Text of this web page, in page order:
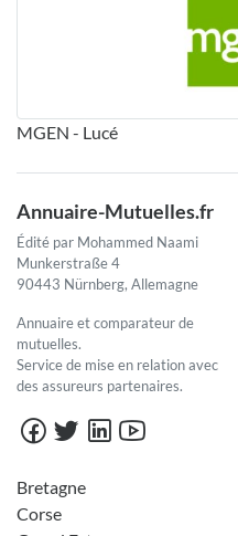
MGEN - Lucé
Annuaire-Mutuelles.fr
Édité par Mohammed Naami
Munkerstraße 4
90443 Nürnberg, Allemagne
Annuaire et comparateur de
mutuelles.
Service de mise en relation avec
des assureurs partenaires.
Bretagne
Corse